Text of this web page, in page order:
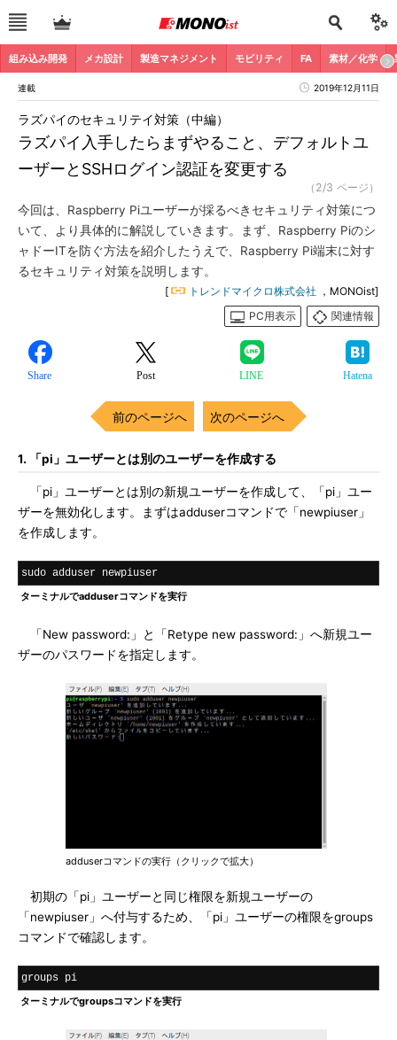
組み込み開発 メカ設計 製造マネジメント モビリティ FA 素材／化学
連載 2019年12月11日
ラズパイ入手したらまずやること、デフォルトユ
ーザーとSSHログイン認証を変更する
ラズパイのセキュリテイ対策（中編）
（2/3 ページ）
今回は、Raspberry Piユーザーが採るべきセキュリティ対策につ
いて、より具体的に解説していきます。まず、Raspberry Piのシ
ャドーITを防ぐ方法を紹介したうえで、Raspberry Pi端末に対す
るセキュリティ対策を説明します。
[ トレンドマイクロ株式会社 ，MONOist]
PC用表示
関連情報
Share Post LINE Hatena
前のページへ 次のページへ
1. 「pi」ユーザーとは別のユーザーを作成する
「pi」ユーザーとは別の新規ユーザーを作成して、「pi」ユー
ザーを無効化します。まずはadduserコマンドで「newpiuser」
を作成します。
sudo adduser newpiuser
ターミナルでadduserコマンドを実行
「New password:」と「Retype new password:」へ新規ユー
ザーのパスワードを指定します。
adduserコマンドの実行（クリックで拡大）
初期の「pi」ユーザーと同じ権限を新規ユーザーの
「newpiuser」へ付与するため、「pi」ユーザーの権限をgroups
コマンドで確認します。
groups pi
ターミナルでgroupsコマンドを実行